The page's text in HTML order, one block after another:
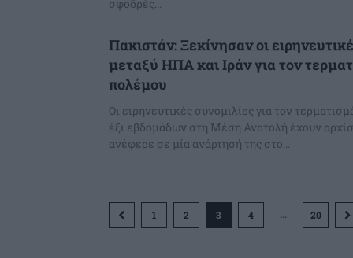
σφοδρές...
Πακιστάν: Ξεκίνησαν οι
μεταξύ ΗΠΑ και Ιράν για τον
πολέμου
Οι ειρηνευτικές συνομιλίες για τον
έξι εβδομάδων στη Μέση Ανατολή έχουν
ανέφερε σε μία ανάρτησή της στο...
1 2 3 4 ... 20